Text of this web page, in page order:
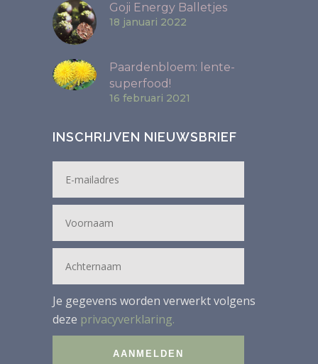
Goji Energy Balletjes
18 januari 2022
Paardenbloem: lente-
superfood!
16 februari 2021
INSCHRIJVEN NIEUWSBRIEF
Je gegevens worden verwerkt volgens
deze privacyverklaring.